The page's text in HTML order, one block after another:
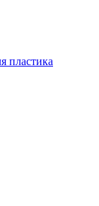
пластика